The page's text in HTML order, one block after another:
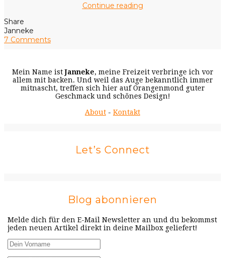
Continue reading
Share
Janneke
7 Comments
Mein Name istJanneke, meine Freizeit verbringe ich vor
allem mit backen. Und weil das Auge bekanntlich immer
mitnascht, treffen sich hier auf Orangenmond guter
Geschmack und schönes Design!
About - Kontakt
Let’s Connect
Blog abonnieren
Melde dich für den E-Mail Newsletter an und du bekommst
jeden neuen Artikel direkt in deine Mailbox geliefert!